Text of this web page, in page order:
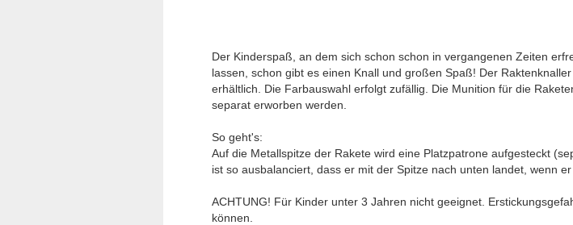
Der Kinderspaß, an dem sich schon schon in vergangenen Zeiten
lassen, schon gibt es einen Knall und großen Spaß! Der
erhältlich. Die Farbauswahl erfolgt zufällig. Die Munition für die
separat erworben werden.
So geht's:
Auf die Metallspitze der Rakete wird eine Platzpatrone aufgesteckt
ist so ausbalanciert, dass er mit der Spitze nach unten landet, wenn er
ACHTUNG! Für Kinder unter 3 Jahren nicht geeignet.
können.